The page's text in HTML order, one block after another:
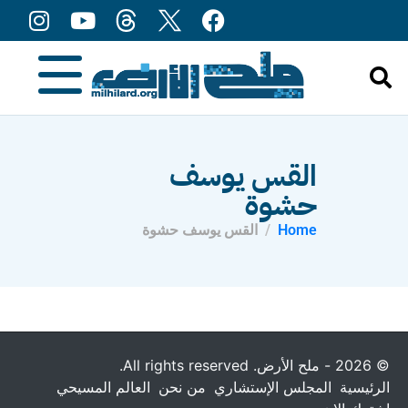
القس يوسف
حشوة
Home القس يوسف حشوة
© 2026 - ملح الأرض. All rights reserved.
الرئيسية المجلس الإستشاري من نحن العالم المسيحي